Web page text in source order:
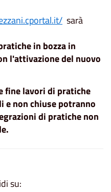
sarà
in bozza in
l'attivazione del nuovo
fine lavori di pratiche
e non chiuse potranno
di pratiche non
su: